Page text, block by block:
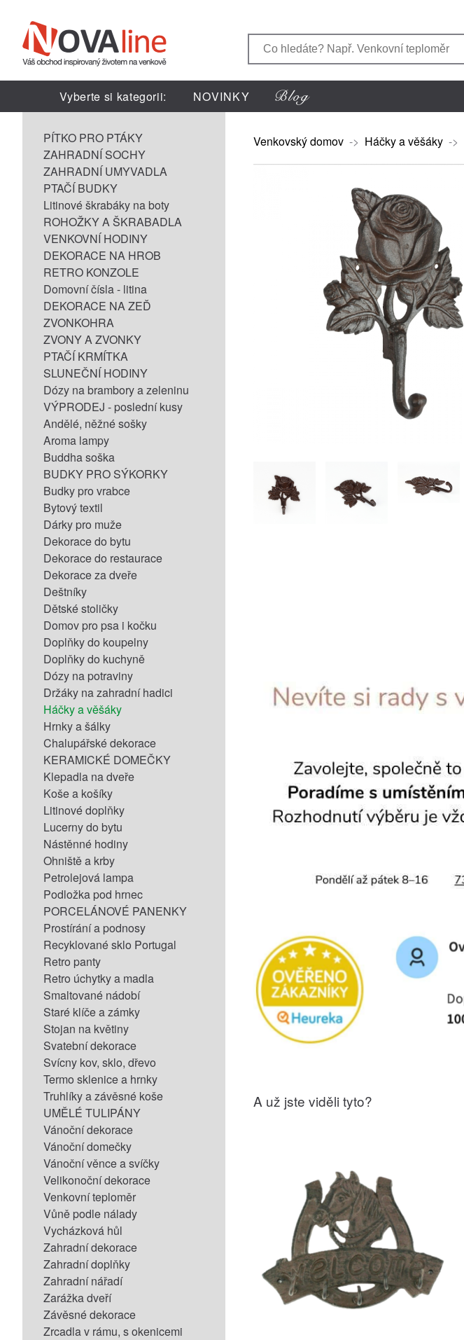
Vyberte si kategorii: NOVINKY
PÍTKO PRO PTÁKY
ZAHRADNÍ SOCHY
ZAHRADNÍ UMYVADLA
PTAČÍ BUDKY
Litinové škrabáky na boty
ROHOŽKY A ŠKRABADLA
VENKOVNÍ HODINY
DEKORACE NA HROB
RETRO KONZOLE
Domovní čísla - litina
DEKORACE NA ZEĎ
ZVONKOHRA
ZVONY A ZVONKY
PTAČÍ KRMÍTKA
SLUNEČNÍ HODINY
Dózy na brambory a zeleninu
VÝPRODEJ - poslední kusy
Andělé, něžné sošky
Aroma lampy
Buddha soška
BUDKY PRO SÝKORKY
Budky pro vrabce
Bytový textil
Dárky pro muže
Dekorace do bytu
Dekorace do restaurace
Dekorace za dveře
Deštníky
Dětské stoličky
Domov pro psa i kočku
Doplňky do koupelny
Doplňky do kuchyně
Dózy na potraviny
Držáky na zahradní hadici
Háčky a věšáky
Hrnky a šálky
Chalupářské dekorace
KERAMICKÉ DOMEČKY
Klepadla na dveře
Koše a košíky
Litinové doplňky
Lucerny do bytu
Nástěnné hodiny
Ohniště a krby
Petrolejová lampa
Podložka pod hrnec
PORCELÁNOVÉ PANENKY
Prostírání a podnosy
Recyklované sklo Portugal
Retro panty
Retro úchytky a madla
Smaltované nádobí
Staré klíče a zámky
Stojan na květiny
Svatební dekorace
Svícny kov, sklo, dřevo
Termo sklenice a hrnky
Truhlíky a závěsné koše
UMĚLÉ TULIPÁNY
Vánoční dekorace
Vánoční domečky
Vánoční věnce a svíčky
Velikonoční dekorace
Venkovní teploměr
Vůně podle nálady
Vycházková hůl
Zahradní dekorace
Zahradní doplňky
Zahradní nářadí
Zarážka dveří
Závěsné dekorace
Zrcadla v rámu, s okenicemi
Venkovský domov -> Háčky a věšáky ->
A už jste viděli tyto?